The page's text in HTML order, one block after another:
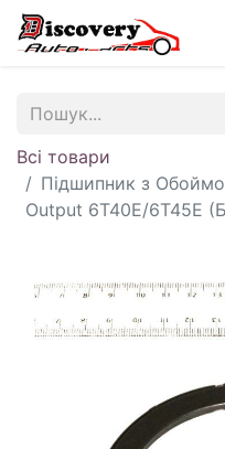
Всі товари
Підшипник з
Output 6T40E/6T45E